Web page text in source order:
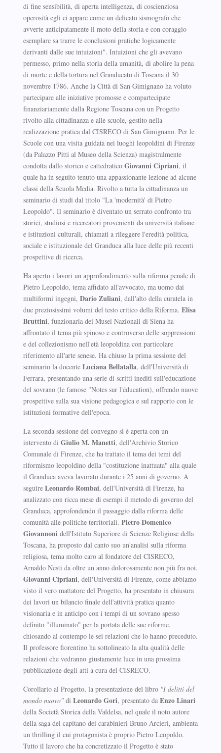
di fine sensibilità, di aperta intelligenza, di coscienziosa
operosità egli ci appare come un delicato sismografo che
avverte anticipatamente il moto della storia e con coraggio
esemplare sa trarre le conclusioni pratiche logicamente
derivanti dalle sue intuizioni". Intuizioni che gli avevano
permesso, primo nella storia della umanità, di abolire la pena
di morte e della tortura nel Granducato di Toscana il 30
novembre 1786. Anche la Città di San Gimignano ha voluto
partecipare alle iniziative promosse e compartecipate
finanziariamente dalla Regione Toscana con un Progetto
rivolto alla cittadinanza e alle scuole, gestito nella
realizzazione pratica dal CISRECO di San Gimignano. Per le
Scuole con una visita guidata nei luoghi leopoldini di Firenze
(da Palazzo Pitti al Museo della Scienza) magistralmente
condotta dallo storico e cattedratico Giovanni Cipriani, il
quale ha in seguito tenuto una appassionante lezione ad alcune
classi della Scuola Media. Rivolto a tutta la cittadinanza un
seminario di studi dal titolo "La 'modernità' di Pietro
Leopoldo". Il seminario è diventato un serrato confronto tra
storici, studiosi e ricercatori provenienti da università italiane
e istituzioni culturali, chiamati a rileggere l'eredità politica,
sociale e istituzionale del Granduca alla luce delle più recenti
prospettive di ricerca.
Ha aperto i lavori un approfondimento sulla riforma penale di
Pietro Leopoldo, tema affidato all'avvocato, ma uomo dai
multiformi ingegni, Dario Zuliani, dall'alto della curatela in
due preziosissimi volumi del testo critico della Riforma. Elisa
Bruttini, funzionaria dei Musei Nazionali di Siena ha
affrontato il tema più spinoso e controverso delle soppressioni
e del collezionismo nell'età leopoldina con particolare
riferimento all'arte senese. Ha chiuso la prima sessione del
seminario la docente Luciana Bellatalla, dell'Università di
Ferrara, presentando una serie di scritti inediti sull'educazione
del sovrano (le famose "Notes sur l'éducation), offrendo nuove
prospettive sulla sua visione pedagogica e sul rapporto con le
istituzioni formative dell'epoca.
La seconda sessione del convegno si è aperta con un
intervento di Giulio M. Manetti, dell'Archivio Storico
Comunale di Firenze, che ha trattato il tema dei temi del
riformismo leopoldino della "costituzione inattuata" alla quale
il Granduca aveva lavorato durante i 25 anni di governo. A
seguire Leonardo Rombai, dell'Università di Firenze, ha
analizzato con ricca mese di esempi il metodo di governo del
Granduca, approfondendo il passaggio dalla riforma delle
comunità alle politiche territoriali. Pietro Domenico
Giovannoni dell'Istituto Superiore di Scienze Religiose della
Toscana, ha proposto dal canto suo un'analisi sulla riforma
religiosa, tema molto caro al fondatore del CISRECO,
Arnaldo Nesti da oltre un anno dolorosamente non più fra noi.
Giovanni Cipriani, dell'Università di Firenze, come abbiamo
visto il vero mattatore del Progetto, ha presentato in chiusura
dei lavori un bilancio finale dell'attività pratica quanto
visionaria e in anticipo con i tempi di un sovrano spesso
definito "illuminato" per la portata delle sue riforme,
chiosando al contempo le sei relazioni che lo hanno preceduto.
Il professore fiorentino ha sottolineato la alta qualità delle
relazioni che vedranno giustamente luce in una prossima
pubblicazione degli atti a cura del CISRECO.
Corollario al Progetto, la presentazione del libro "I delitti del
mondo nuovo"di Leonardo Gori, presentato da Enzo Linari
della Società Storica della Valdelsa, nel quale il noto autore
della saga del capitano dei carabinieri Bruno Arcieri, ambienta
un thrilling il cui protagonista è proprio Pietro Leopoldo.
Tutto il lavoro che ha concretizzato il Progetto è stato